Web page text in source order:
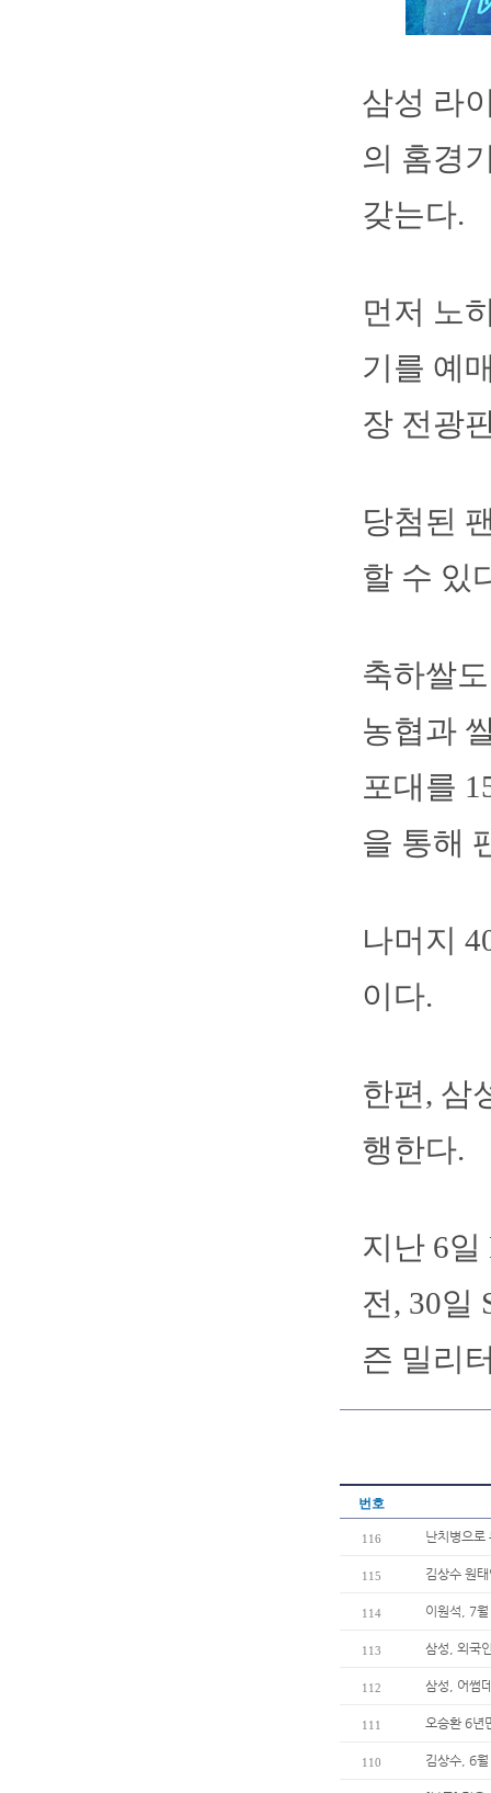
삼성 라
의 홈경
갖는다.
먼저 노
기를 예
장 전광
당첨된
할 수 있
축하쌀
농협과
포대를
을 통해
나머지
이다.
한편, 삼
행한다.
지난 6
전, 30일
즌 밀리
번호
116 난치병으로
115 김상수 원
114 이원석, 7
113 삼성, 외국
112 삼성, 어썸
111 오승환 6년
110 김상수, 6